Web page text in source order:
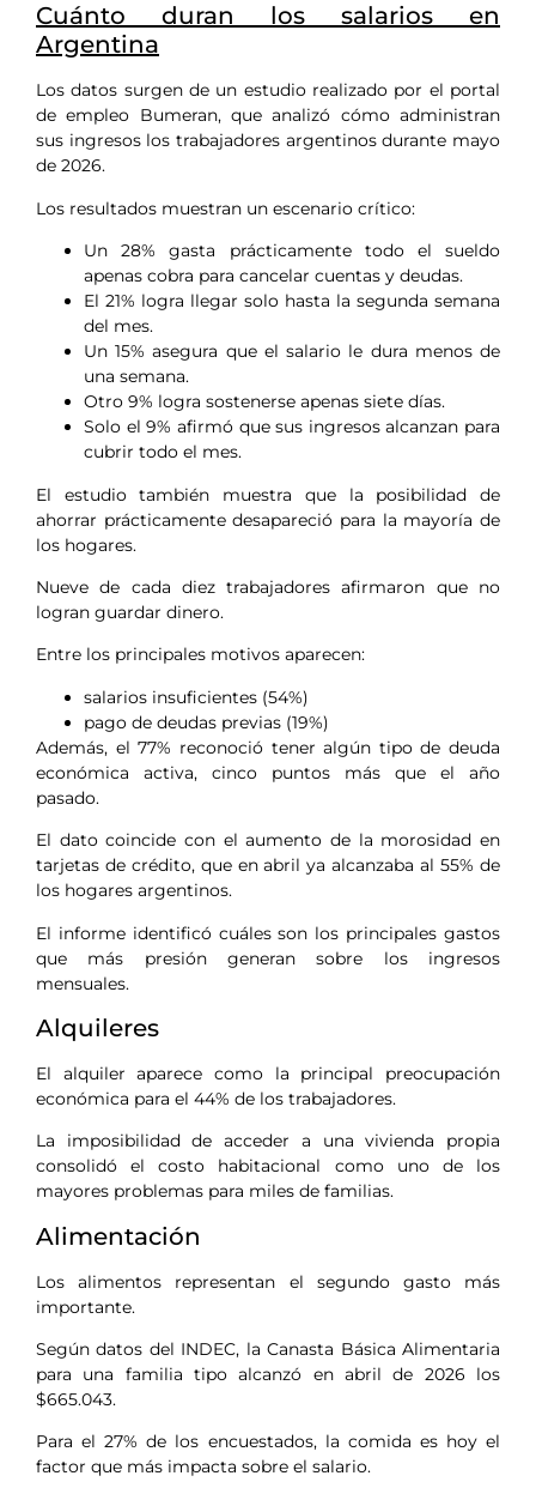
Cuánto duran los salarios en
Argentina
Los datos surgen de un estudio realizado por el portal
de empleo Bumeran, que analizó cómo administran
sus ingresos los trabajadores argentinos durante mayo
de 2026.
Los resultados muestran un escenario crítico:
Un 28% gasta prácticamente todo el sueldo
apenas cobra para cancelar cuentas y deudas.
El 21% logra llegar solo hasta la segunda semana
del mes.
Un 15% asegura que el salario le dura menos de
una semana.
Otro 9% logra sostenerse apenas siete días.
Solo el 9% afirmó que sus ingresos alcanzan para
cubrir todo el mes.
El estudio también muestra que la posibilidad de
ahorrar prácticamente desapareció para la mayoría de
los hogares.
Nueve de cada diez trabajadores afirmaron que no
logran guardar dinero.
Entre los principales motivos aparecen:
salarios insuficientes (54%)
pago de deudas previas (19%)
Además, el 77% reconoció tener algún tipo de deuda
económica activa, cinco puntos más que el año
pasado.
El dato coincide con el aumento de la morosidad en
tarjetas de crédito, que en abril ya alcanzaba al 55% de
los hogares argentinos.
El informe identificó cuáles son los principales gastos
que más presión generan sobre los ingresos
mensuales.
Alquileres
El alquiler aparece como la principal preocupación
económica para el 44% de los trabajadores.
La imposibilidad de acceder a una vivienda propia
consolidó el costo habitacional como uno de los
mayores problemas para miles de familias.
Alimentación
Los alimentos representan el segundo gasto más
importante.
Según datos del INDEC, la Canasta Básica Alimentaria
para una familia tipo alcanzó en abril de 2026 los
$665.043.
Para el 27% de los encuestados, la comida es hoy el
factor que más impacta sobre el salario.